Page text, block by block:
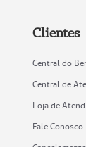
Clientes
Central do
Central de
Loja de
Fale Conosco